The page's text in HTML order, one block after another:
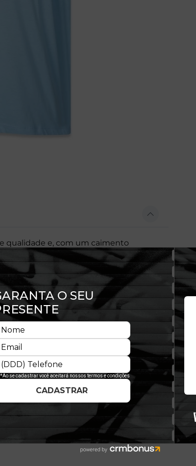
qualidade e, com um caimento
à pele, além de não limitar os
manga esquerda assegura toda